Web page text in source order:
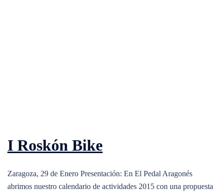
I Roskón Bike
Zaragoza, 29 de Enero Presentación: En El Pedal Aragonés
abrimos nuestro calendario de actividades 2015 con una propuesta